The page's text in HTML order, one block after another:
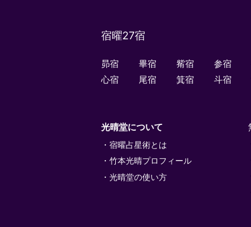
宿曜27宿
昴宿 畢宿 觜宿 参宿
心宿
尾宿 箕宿 斗宿
光晴堂について
宿曜占星術とは
竹本光晴プロフィール
光晴堂の使い方